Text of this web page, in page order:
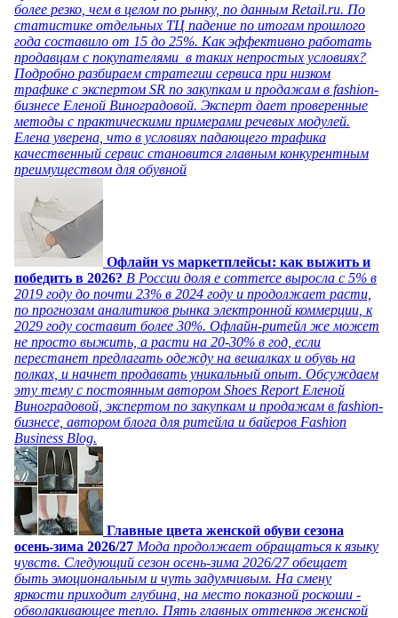
более резко, чем в целом по рынку, по данным Retail.ru. По
статистике отдельных ТЦ падение по итогам прошлого
года составило от 15 до 25%. Как эффективно работать
продавцам с покупателями в таких непростых условиях?
Подробно разбираем стратегии сервиса при низком
трафике с экспертом SR по закупкам и продажам в fashion-
бизнесе Еленой Виноградовой. Эксперт дает проверенные
методы с практическими примерами речевых модулей.
Елена уверена, что в условиях падающего трафика
качественный сервис становится главным конкурентным
преимуществом для обувной
Офлайн vs маркетплейсы: как выжить и
победить в 2026? В России доля e commerce выросла с 5% в
2019 году до почти 23% в 2024 году и продолжает расти,
по прогнозам аналитиков рынка электронной коммерции, к
2029 году составит более 30%. Офлайн-ритейл же может
не просто выжить, а расти на 20-30% в год, если
перестанет предлагать одежду на вешалках и обувь на
полках, и начнет продавать уникальный опыт. Обсуждаем
эту тему с постоянным автором Shoes Report Еленой
Виноградовой, экспертом по закупкам и продажам в fashion-
бизнесе, автором блога для ритейла и байеров Fashion
Business Blog.
Главные цвета женской обуви сезона
осень-зима 2026/27 Мода продолжает обращаться к языку
чувств. Следующий сезон осень-зима 2026/27 обещает
быть эмоциональным и чуть задумчивым. На смену
яркости приходит глубина, на место показной роскоши -
обволакивающее тепло. Пять главных оттенков женской